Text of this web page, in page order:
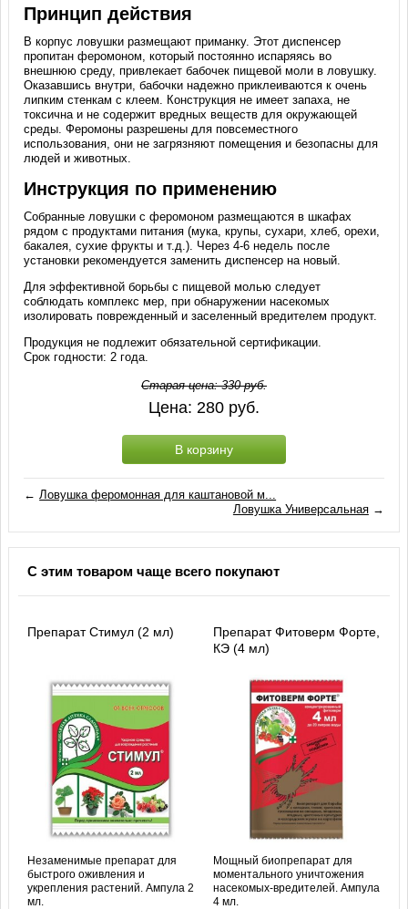
Принцип действия
В корпус ловушки размещают приманку. Этот диспенсер
пропитан феромоном, который постоянно испаряясь во
внешнюю среду, привлекает бабочек пищевой моли в ловушку.
Оказавшись внутри, бабочки надежно приклеиваются к очень
липким стенкам с клеем. Конструкция не имеет запаха, не
токсична и не содержит вредных веществ для окружающей
среды. Феромоны разрешены для повсеместного
использования, они не загрязняют помещения и безопасны для
людей и животных.
Инструкция по применению
Собранные ловушки с феромоном размещаются в шкафах
рядом с продуктами питания (мука, крупы, сухари, хлеб, орехи,
бакалея, сухие фрукты и т.д.). Через 4-6 недель после
установки рекомендуется заменить диспенсер на новый.
Для эффективной борьбы с пищевой молью следует
соблюдать комплекс мер, при обнаружении насекомых
изолировать поврежденный и заселенный вредителем продукт.
Продукция не подлежит обязательной сертификации.
Срок годности: 2 года.
Старая цена:330руб.
Цена: 280 руб.
В корзину
← Ловушка феромонная для каштановой м...
Ловушка Универсальная→
С этим товаром чаще всего покупают
Препарат Стимул (2 мл)
Незаменимые препарат для
быстрого оживления и
укрепления растений. Ампула 2
мл.
Препарат Фитоверм Форте,
КЭ (4 мл)
Мощный биопрепарат для
моментального уничтожения
насекомых-вредителей. Ампула
4 мл.